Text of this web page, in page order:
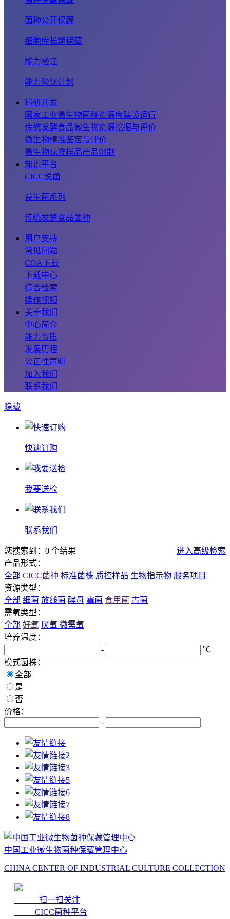
菌种公开保藏
细胞库长期保藏
能力验证
能力验证计划
科研开发
国家工业微生物菌种资源库建设运行
传统发酵食品微生物资源挖掘与评价
微生物精准鉴定与评价
微生物标准样品产品创制
知识平台
CICC说菌
益生菌系列
传统发酵食品菌种
用户支持
常见问题
COA下载
下载中心
综合检索
操作视频
关于我们
中心简介
能力资质
发展历程
公正性声明
加入我们
联系我们
隐藏
快速订购
我要送检
联系我们
您搜索到：0 个结果
进入高级检索
产品形式：
全部 CICC菌种 标准菌株 质控样品 生物指示物 服务项目
资源类型：
全部 细菌 放线菌 酵母 霉菌 食用菌 古菌
需氧类型：
全部 好氧 厌氧 微需氧
培养温度：
-
℃
模式菌株：
全部
是
否
价格：
-
中国工业微生物菌种保藏管理中心
CHINA CENTER OF INDUSTRIAL CULTURE COLLECTION
扫一扫关注
CICC菌种平台